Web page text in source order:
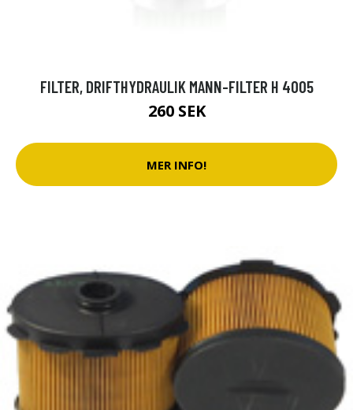
FILTER, DRIFTHYDRAULIK MANN-FILTER H 4005
260 SEK
MER INFO!